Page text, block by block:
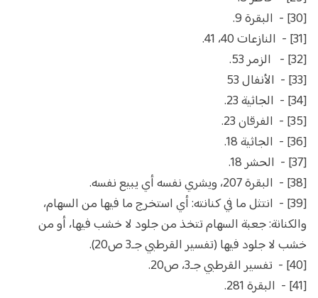
[30] - البقرة 9.
[31] - النازعات 40، 41.
[32] - الزمر 53.
[33] - الأنفال 53
[34] - الجاثية 23.
[35] - الفرقان 23.
[36] - الجاثية 18.
[37] - الحشر 18.
[38] - البقرة 207، ويشري نفسه أي يبيع نفسه.
[39] - انتثل ما في كنانته: أي استخرج ما فيها من السهام،
والكنانة: جعبة السهام تتخذ من جلود لا خشب فيها، أو من
خشب لا جلود فيها (تفسير القرطبي جـ3 ص20).
[40] - تفسير القرطبي جـ3، ص20.
[41] - البقرة 281.